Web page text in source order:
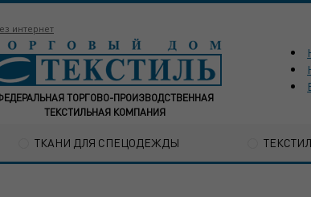
интернет
ТОРГОВО-ПРОИЗВОДСТВЕННАЯ
ТЕКСТИЛЬНАЯ КОМПАНИЯ
ТКАНИ ДЛЯ СПЕЦОДЕЖДЫ